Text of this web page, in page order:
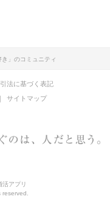
き」のコミュニティ
法に基づく表記
サイトマップ
活アプリ